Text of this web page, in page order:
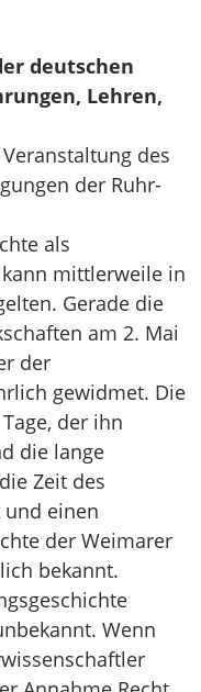
deutschen
Lehren,
des
der Ruhr-
als
mittlerweile in
Gerade die
am 2. Mai
der
gewidmet. Die
der ihn
die lange
Zeit des
und einen
der Weimarer
bekannt.
Wenn